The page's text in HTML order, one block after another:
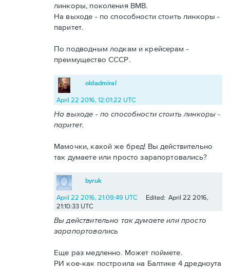
линкоры, поколения ВМВ.
На выходе - по способности стоить линкоры -
паритет.
По подводным лодкам и крейсерам -
преимущество СССР.
oldadmiral
April 22 2016, 12:01:22 UTC
На выходе - по способности стоить линкоры -
паритет.
Мамочки, какой же бред! Вы действительно
так думаете или просто зарапортовались?
byruk
April 22 2016, 21:09:49 UTC
Edited: April 22 2016,
21:10:33 UTC
Вы действительно так думаете или просто
зарапортовались
Еще раз медленно. Может поймете.
РИ кое-как построила на Балтике 4 дредноута